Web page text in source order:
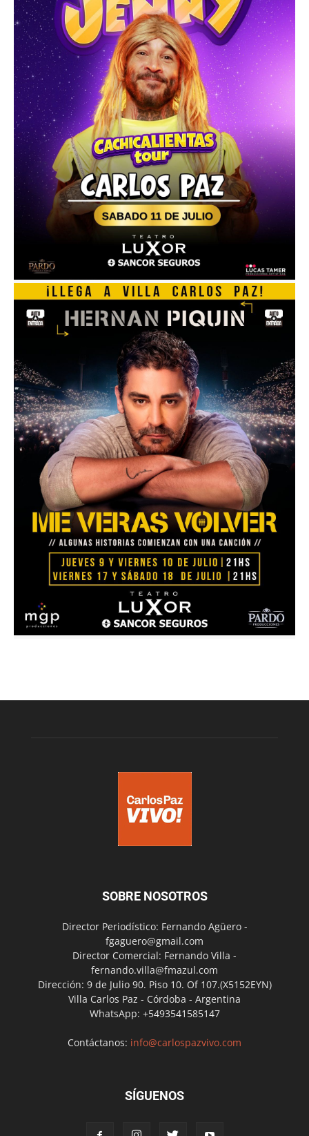
SOBRE NOSOTROS
Director Periodístico: Fernando Agüero -
fgaguero@gmail.com
Director Comercial: Fernando Villa -
fernando.villa@fmazul.com
Dirección: 9 de Julio 90. Piso 10. Of 107.(X5152EYN)
Villa Carlos Paz - Córdoba - Argentina
WhatsApp: +5493541585147
Contáctanos: info@carlospazvivo.com
SÍGUENOS